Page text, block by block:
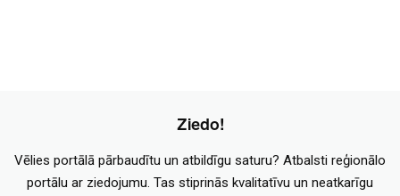
Ziedo!
Vēlies portālā pārbaudītu un atbildīgu saturu? Atbalsti reģionālo
portālu ar ziedojumu. Tas stiprinās kvalitatīvu un neatkarīgu